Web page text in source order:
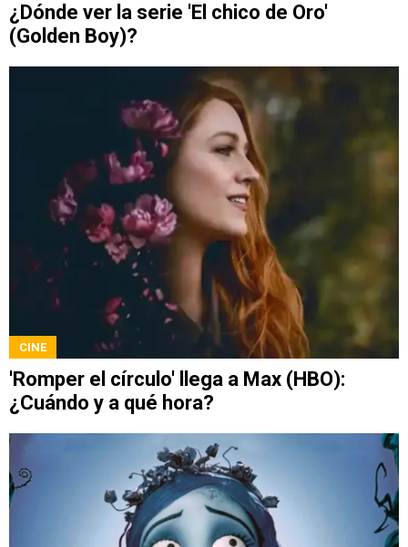
¿Dónde ver la serie 'El chico de Oro'
(Golden Boy)?
CINE
'Romper el círculo' llega a Max (HBO):
¿Cuándo y a qué hora?